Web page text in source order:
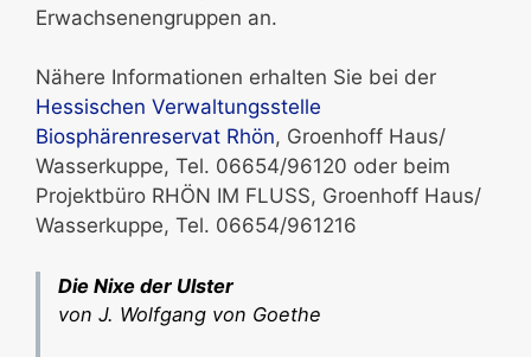
Erwachsenengruppen an.
Nähere Informationen erhalten Sie bei der
Hessischen Verwaltungsstelle
Biosphärenreservat Rhön, Groenhoff Haus/
Wasserkuppe, Tel. 06654/96120 oder beim
Projektbüro RHÖN IM FLUSS, Groenhoff Haus/
Wasserkuppe, Tel. 06654/961216
Die Nixe der Ulster
von J. Wolfgang von Goethe